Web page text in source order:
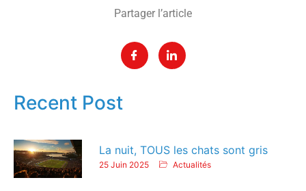
Partager l’article
Recent Post
La nuit, TOUS les chats sont gris
25 Juin 2025 Actualités